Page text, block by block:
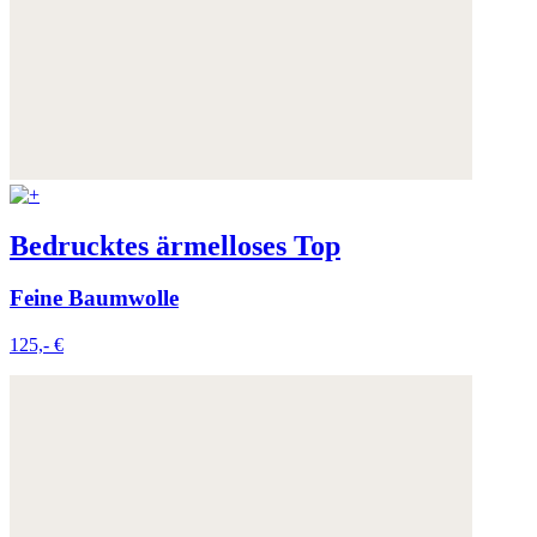
Bedrucktes ärmelloses Top
Feine Baumwolle
125,- €